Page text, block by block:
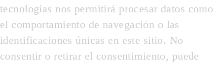
tecnologías nos permitirá procesar datos como
el comportamiento de navegación o las
identificaciones únicas en este sitio. No
consentir o retirar el consentimiento, puede